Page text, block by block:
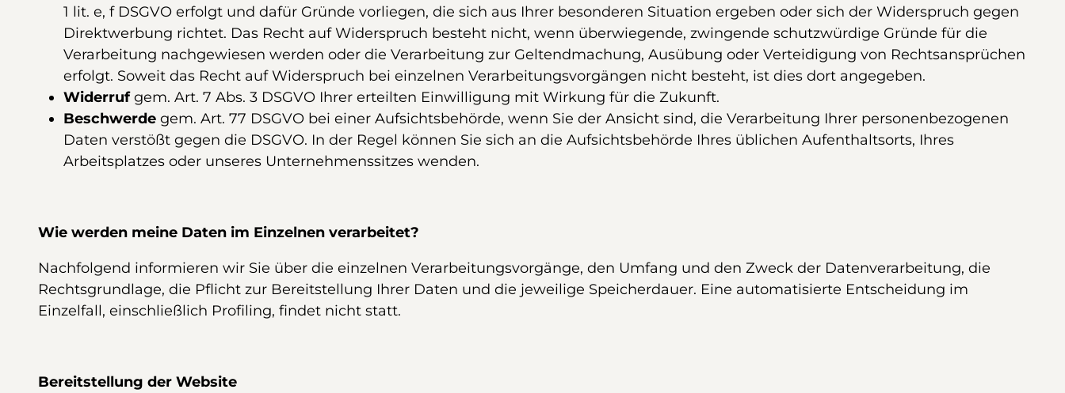
1 lit. e, f DSGVO erfolgt und dafür Gründe vorliegen, die sich aus Ihrer besonderen Situation ergeben oder sich der Widerspruch gegen
Direktwerbung richtet. Das Recht auf Widerspruch besteht nicht, wenn überwiegende, zwingende schutzwürdige Gründe für die
Verarbeitung nachgewiesen werden oder die Verarbeitung zur Geltendmachung, Ausübung oder Verteidigung von Rechtsansprüchen
erfolgt. Soweit das Recht auf Widerspruch bei einzelnen Verarbeitungsvorgängen nicht besteht, ist dies dort angegeben.
Widerrufgem. Art. 7 Abs. 3 DSGVO Ihrer erteilten Einwilligung mit Wirkung für die Zukunft.
Beschwerde gem. Art. 77 DSGVO bei einer Aufsichtsbehörde, wenn Sie der Ansicht sind, die Verarbeitung Ihrer personenbezogenen
Daten verstößt gegen die DSGVO. In der Regel können Sie sich an die Aufsichtsbehörde Ihres üblichen Aufenthaltsorts, Ihres
Arbeitsplatzes oder unseres Unternehmenssitzes wenden.
Wie werden meine Daten im Einzelnen verarbeitet?
Nachfolgend informieren wir Sie über die einzelnen Verarbeitungsvorgänge, den Umfang und den Zweck der Datenverarbeitung, die
Rechtsgrundlage, die Pflicht zur Bereitstellung Ihrer Daten und die jeweilige Speicherdauer. Eine automatisierte Entscheidung im
Einzelfall, einschließlich Profiling, findet nicht statt.
Bereitstellung der Website